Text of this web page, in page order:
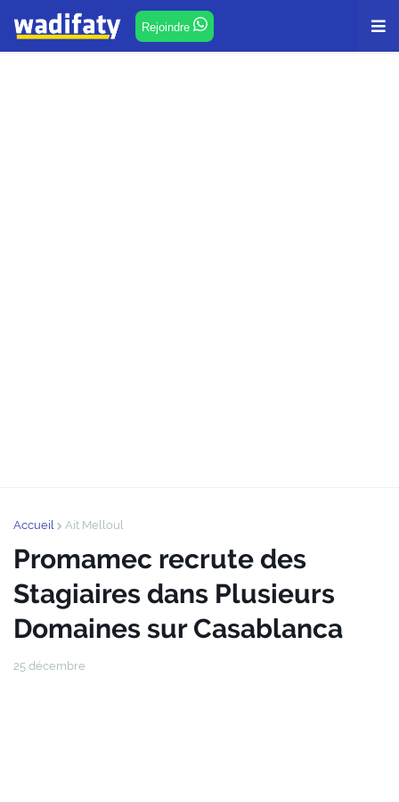
Rejoindre
Accueil Ait Melloul
Promamec recrute des
Stagiaires dans Plusieurs
Domaines sur Casablanca
25 décembre